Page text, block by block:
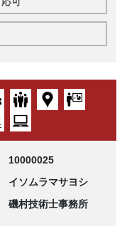
10000025
イソムラマサヨシ
磯村技術士事務所